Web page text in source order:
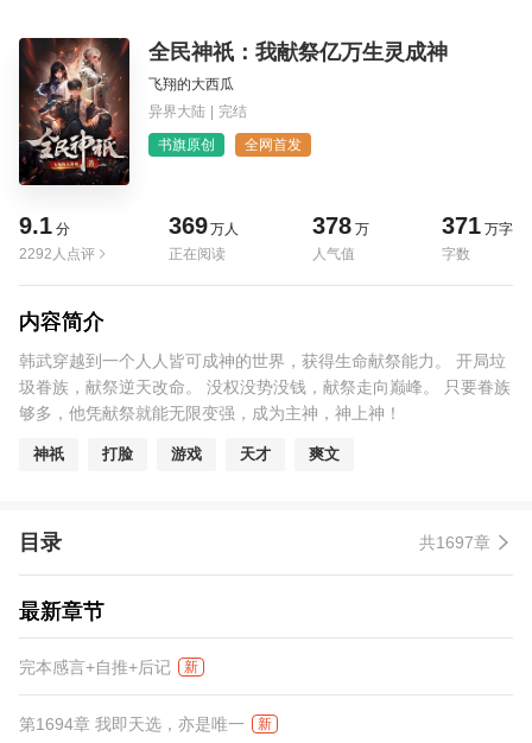
全民神祇：我献祭亿万生灵成神
飞翔的大西瓜
异界大陆 | 完结
书旗原创 全网首发
9.1 分
2292人点评
369万人
正在阅读
378 万
人气值
371 万字
字数
内容简介
韩武穿越到一个人人皆可成神的世界，获得生命献祭能力。 开局垃
圾眷族，献祭逆天改命。 没权没势没钱，献祭走向巅峰。 只要眷族
够多，他凭献祭就能无限变强，成为主神，神上神！
神祇 打脸 游戏 天才 爽文
目录 共1697章
最新章节
完本感言+自推+后记 新
第1694章 我即天选，亦是唯一 新